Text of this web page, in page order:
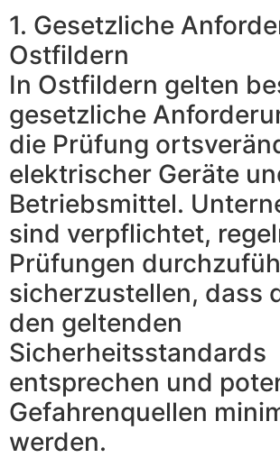
1. Gesetzliche
Ostfildern
In Ostfildern gelten
gesetzliche
die Prüfung
elektrischer Geräte
Betriebsmittel.
sind verpflichtet,
Prüfungen
sicherzustellen, dass
den geltenden
Sicherheitsstandards
entsprechen und
Gefahrenquellen
werden.